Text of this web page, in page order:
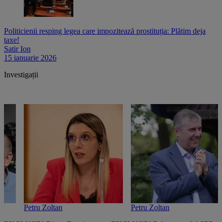
Politicienii resping legea care impozitează prostituția: Plătim deja
taxe!
Satir Ion
15 ianuarie 2026
Investigații
Petru Zoltan
Petru Zoltan